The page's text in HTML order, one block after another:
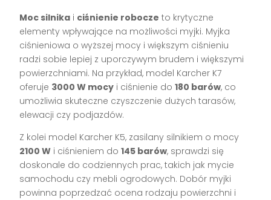
Moc silnika i ciśnienie robocze to krytyczne
elementy wpływające na możliwości myjki. Myjka
ciśnieniowa o wyższej mocy i większym ciśnieniu
radzi sobie lepiej z uporczywym brudem i większymi
powierzchniami. Na przykład, model Karcher K7
oferuje 3000 W mocy i ciśnienie do180 barów, co
umożliwia skuteczne czyszczenie dużych tarasów,
elewacji czy podjazdów.
Z kolei model Karcher K5, zasilany silnikiem o mocy
2100 W i ciśnieniem do145 barów, sprawdzi się
doskonale do codziennych prac, takich jak mycie
samochodu czy mebli ogrodowych. Dobór myjki
powinna poprzedzać ocena rodzaju powierzchni i